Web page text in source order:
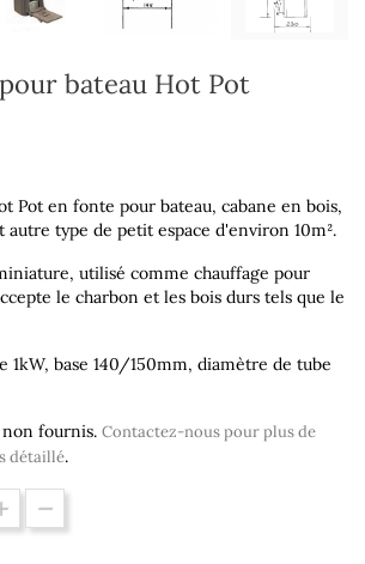
bateau Hot Pot
Pot en fonte pour bateau, cabane en bois,
type de petit espace d'environ 10m².
utilisé comme chauffage pour
le charbon et les bois durs tels que le
1kW​​​​​​, base 140/150mm, diamètre de tube
fournis. Contactez-nous pour plus de
détaillé.